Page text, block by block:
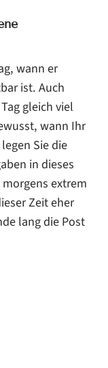
wann er
ist. Auch
gleich viel
wann Ihr
Sie die
in dieses
extrem
Zeit eher
lang die Post